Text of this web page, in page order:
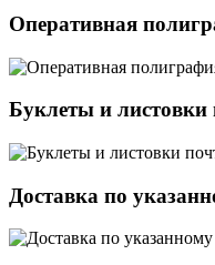
Оперативная
Буклеты и листовки
Доставка по